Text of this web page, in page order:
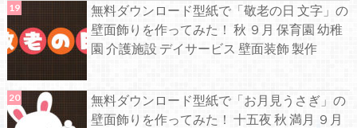
無料ダウンロード型紙で「敬老の日 文字」の
壁面飾りを作ってみた！ 秋 ９月 保育園 幼稚
園 介護施設 デイサービス 壁面装飾 製作
無料ダウンロード型紙で「お月見うさぎ」の
壁面飾りを作ってみた！ 十五夜 秋 満月 ９月